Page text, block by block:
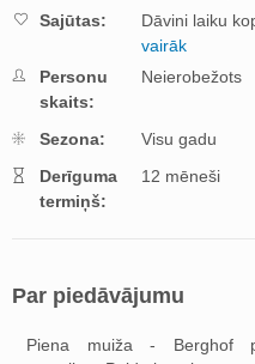
Sajūtas:
Dāvini laiku
vairāk
Personu
skaits:
Neierobežots
Sezona:
Visu gadu
Derīguma
termiņš:
12 mēneši
Par piedāvājumu
Piena muiža - Berghof